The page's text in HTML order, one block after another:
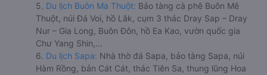
5. Du lịch Buôn Ma Thuột: Bảo tàng cà phê Buôn Mê
Thuột, núi Đá Voi, hồ Lắk, cụm 3 thác Dray Sap – Dray
Nur – Gia Long, Buôn Đôn, hồ Ea Kao, vườn quốc gia
Chư Yang Shin,...
6. Du lịch Sapa: Nhà thờ đá Sapa, bảo tàng Sapa, núi
Hàm Rồng, bản Cát Cát, thác Tiên Sa, thung lũng Hoa